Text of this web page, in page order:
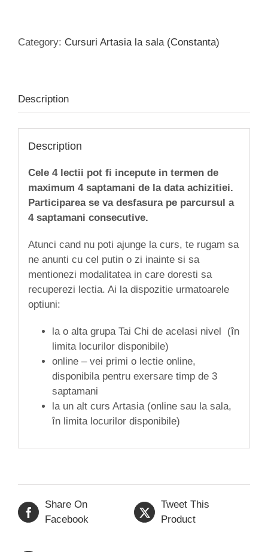
Curs
Constanta
Category: Cursuri Artasia la sala (Constanta)
Description
Description
Cele 4 lectii pot fi incepute in termen de
maximum 4 saptamani de la data achizitiei.
Participarea se va desfasura pe parcursul a
4 saptamani consecutive.
Atunci cand nu poti ajunge la curs, te rugam sa
ne anunti cu cel putin o zi inainte si sa
mentionezi modalitatea in care doresti sa
recuperezi lectia. Ai la dispozitie urmatoarele
optiuni:
la o alta grupa Tai Chi de acelasi nivel (în
limita locurilor disponibile)
online – vei primi o lectie online,
disponibila pentru exersare timp de 3
saptamani
la un alt curs Artasia (online sau la sala,
în limita locurilor disponibile)
Share On
Facebook
Tweet This
Product